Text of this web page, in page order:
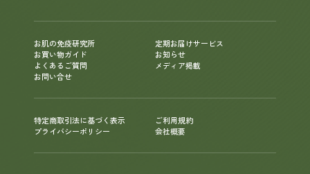
お肌の免疫研究所
定期お届けサービス
お買い物ガイド
お知らせ
よくあるご質問
メディア掲載
お問い合せ
特定商取引法に基づく表示
プライバシーポリシー
ご利用規約
会社概要